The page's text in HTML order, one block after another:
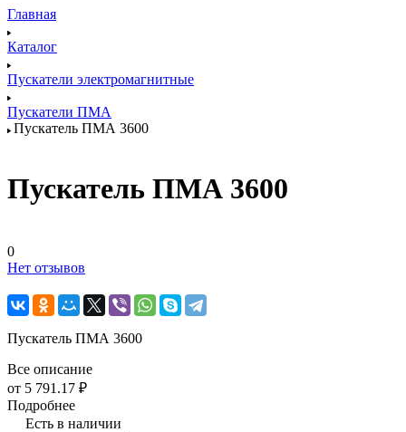
Главная
Каталог
Пускатели электромагнитные
Пускатели ПМА
Пускатель ПМА 3600
Пускатель ПМА 3600
0
Нет отзывов
Пускатель ПМА 3600
Все описание
от 5 791.17 ₽
Подробнее
Есть в наличии